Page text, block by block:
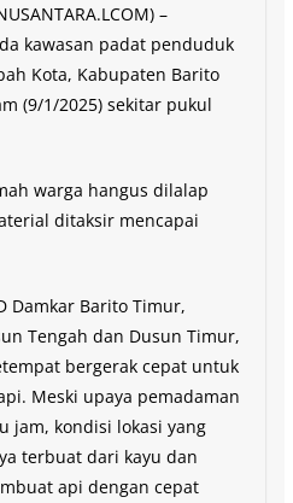
–
kawasan padat penduduk
Kota, Kabupaten Barito
(9/1/2025) sekitar pukul
warga hangus dilalap
ditaksir mencapai
Damkar Barito Timur,
Tengah dan Dusun Timur,
bergerak cepat untuk
Meski upaya pemadaman
jam, kondisi lokasi yang
terbuat dari kayu dan
api dengan cepat